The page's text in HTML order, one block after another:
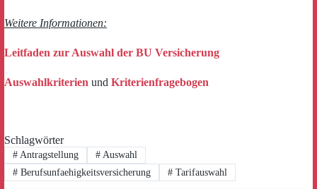
Weitere Informationen:
Leitfaden zur Auswahl der BU Versicherung
Auswahlkriterien und Kriterienfragebogen
Schlagwörter
#Antragstellung #Auswahl
#Berufsunfaehigkeitsversicherung #Tarifauswahl